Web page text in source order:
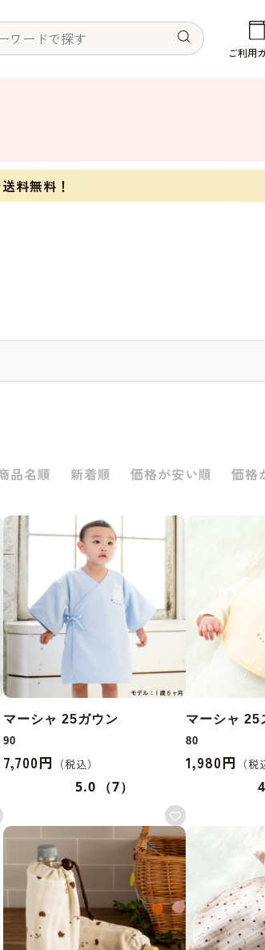
ご利用
送料無料！
品名順 新着順 価格が安い順 価格
マーシャ 25ガウン
90
7,700円
5.0 （7）
マーシャ 25
80
1,980円